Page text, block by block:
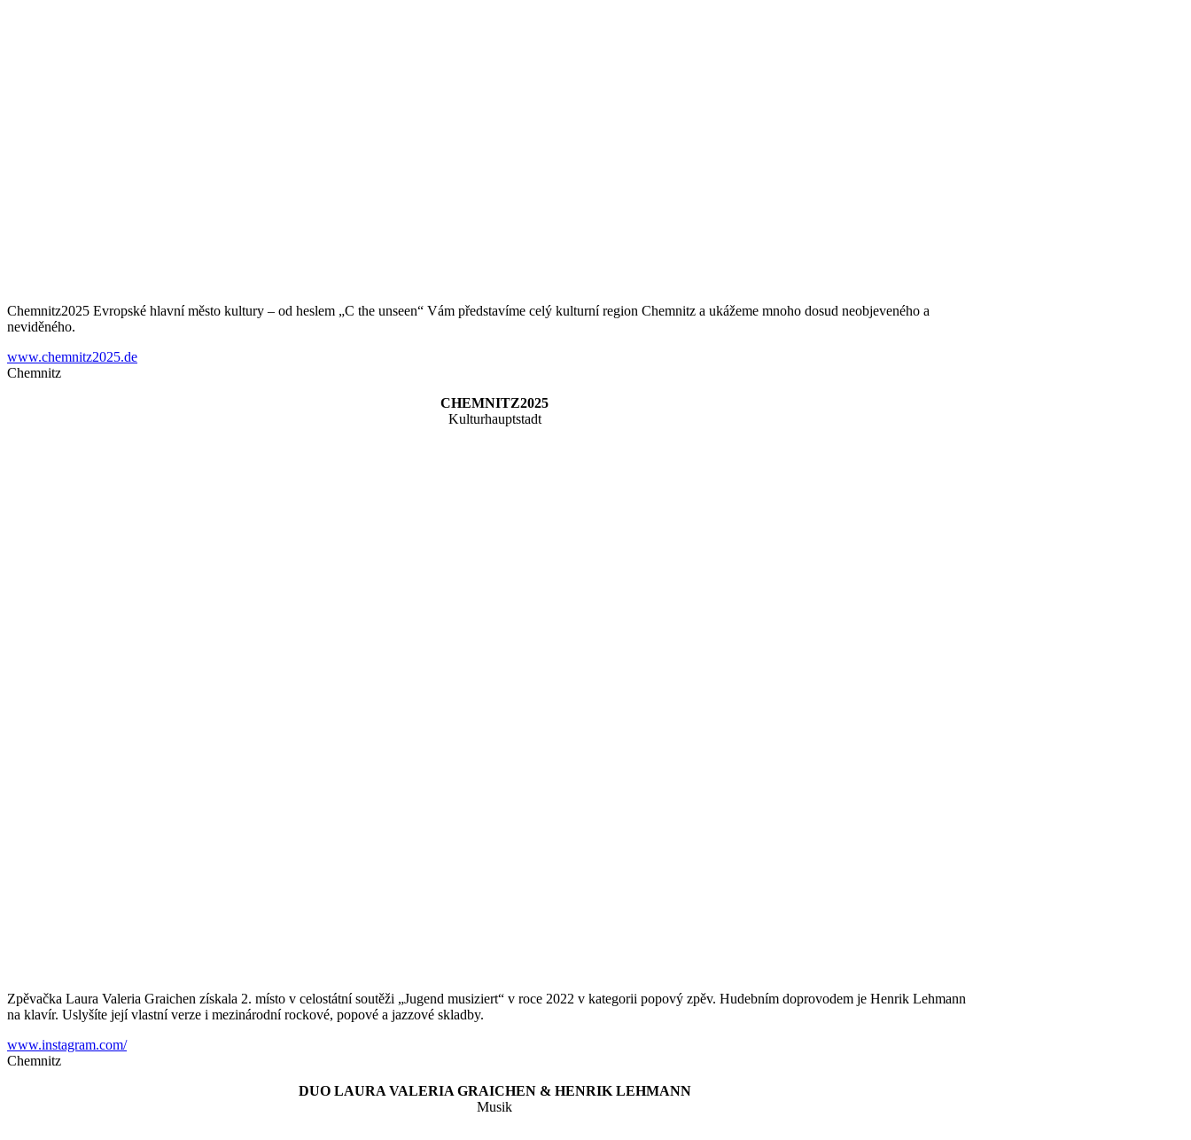
Chemnitz2025 Evropské hlavní město kultury – od heslem „C the unseen“ Vám představíme celý kulturní region Chemnitz a ukážeme mnoho dosud neobjeveného a
neviděného.
www.chemnitz2025.de
Chemnitz
CHEMNITZ2025
Kulturhauptstadt
Zpěvačka Laura Valeria Graichen získala 2. místo v celostátní soutěži „Jugend musiziert“ v roce 2022 v kategorii popový zpěv. Hudebním doprovodem je Henrik Lehmann
na klavír. Uslyšíte její vlastní verze i mezinárodní rockové, popové a jazzové skladby.
www.instagram.com/
Chemnitz
DUO LAURA VALERIA GRAICHEN & HENRIK LEHMANN
Musik